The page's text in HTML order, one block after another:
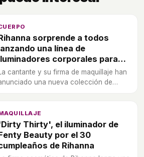
sorprende a todos
una línea de
corporales para
Beauty
cantante y su firma de maquillaje han
una nueva colección de
Thirty', el iluminador de
Beauty por el 30
de Rihanna